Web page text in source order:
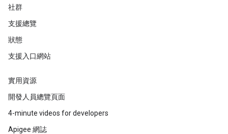
社群
支援總覽
狀態
支援入口網站
實用資源
開發人員總覽頁面
4-minute videos for developers
Apigee 網誌